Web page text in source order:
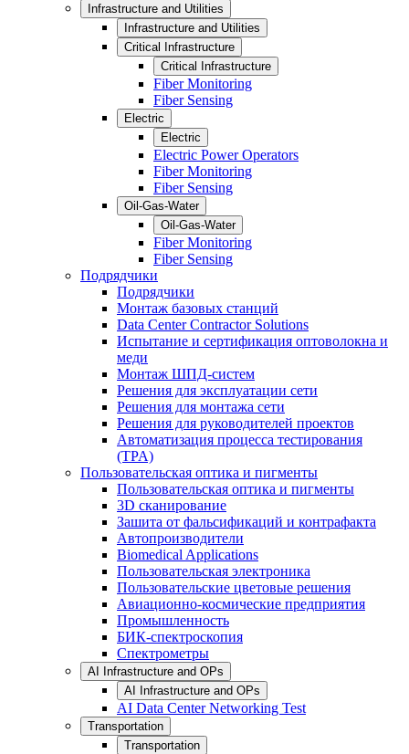
Infrastructure and Utilities
Infrastructure and Utilities
Critical Infrastructure
Critical Infrastructure
Fiber Monitoring
Fiber Sensing
Electric
Electric
Electric Power Operators
Fiber Monitoring
Fiber Sensing
Oil-Gas-Water
Oil-Gas-Water
Fiber Monitoring
Fiber Sensing
Подрядчики
Подрядчики
Монтаж базовых станций
Data Center Contractor Solutions
Испытание и сертификация оптоволокна и
меди
Монтаж ШПД-систем
Решения для эксплуатации сети
Решения для монтажа сети
Решения для руководителей проектов
Автоматизация процесса тестирования
(TPA)
Пользовательская оптика и пигменты
Пользовательская оптика и пигменты
3D сканирование
Зашита от фальсификаций и контрафакта
Автопроизводители
Biomedical Applications
Пользовательская электроника
Пользовательские цветовые решения
Авиационно-космические предприятия
Промышленность
БИК-спектроскопия
Спектрометры
AI Infrastructure and OPs
AI Infrastructure and OPs
AI Data Center Networking Test
Transportation
Transportation